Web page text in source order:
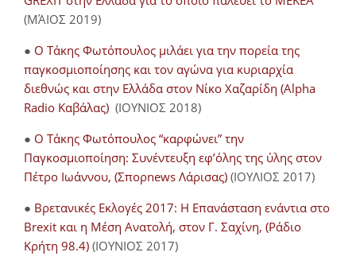
(ΜΆΙΟΣ 2019)
● Ο Τάκης Φωτόπουλος μιλάει για την πορεία της
παγκοσμιοποίησης και τον αγώνα για κυριαρχία
διεθνώς και στην Ελλάδα στον Νίκο Χαζαρίδη (Alpha
Radio Καβάλας) (ΙΟΥΝΙΟΣ 2018)
● Ο Τάκης Φωτόπουλος “καρφώνει” την
Παγκοσμιοποίηση: Συνέντευξη εφ’όλης της ύλης στον
Πέτρο Ιωάννου, (Σπορnews Λάρισας) (ΙΟΥΛΙΟΣ 2017)
● Βρετανικές Εκλογές 2017: Η Επανάσταση ενάντια στο
Brexit και η Μέση Ανατολή, στον Γ. Σαχίνη, (Ράδιο
Κρήτη 98.4) (ΙΟΥΝΙΟΣ 2017)